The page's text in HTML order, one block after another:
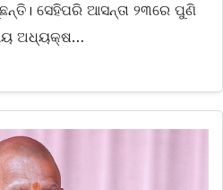
ସେହିପରି ଆସନ୍ତା ୨୩ରେ ପୁଣି
ଅଧ୍ୟକ୍ଷ…